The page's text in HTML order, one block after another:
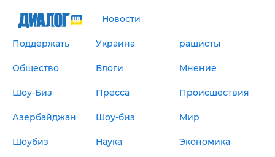
Новости
Поддержать Украина рашисты
Общество Блоги Мнение
Шоу-Биз Пресса Происшествия
Азербайджан Шоу-биз Мир
Шоубиз Наука Экономика